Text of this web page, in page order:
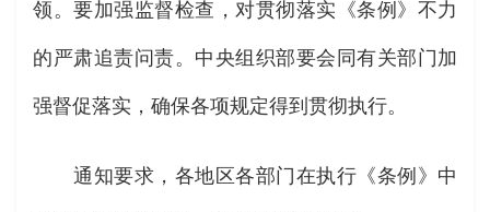
领。要加强监督检查，对贯彻落实《条例》不力
的严肃追责问责。中央组织部要会同有关部门加
强督促落实，确保各项规定得到贯彻执行。
通知要求，各地区各部门在执行《条例》中